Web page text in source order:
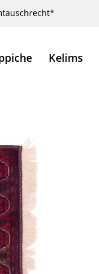
Kelims